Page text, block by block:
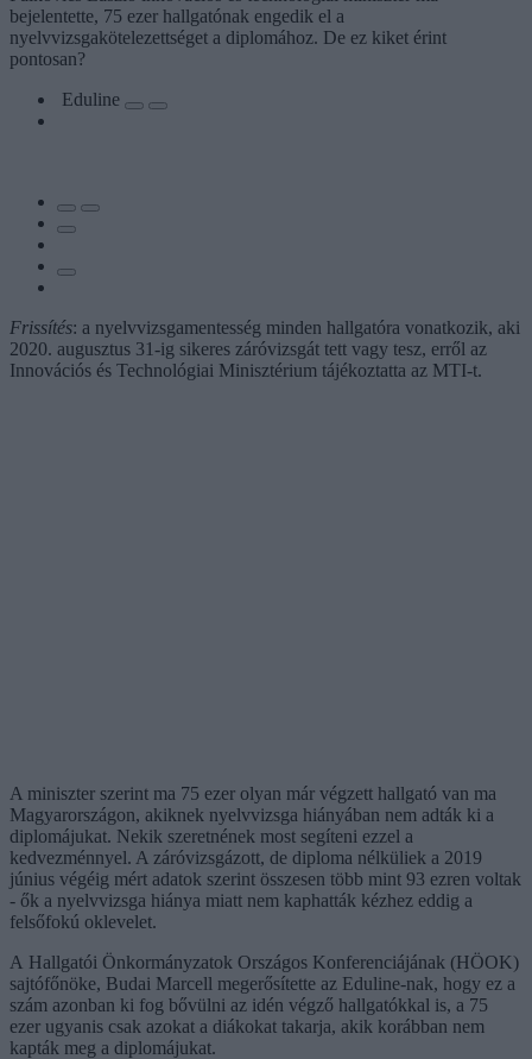
bejelentette, 75 ezer hallgatónak engedik el a
nyelvvizsgakötelezettséget a diplomához. De ez kiket érint
pontosan?
Eduline
Frissítés: a nyelvvizsgamentesség minden hallgatóra vonatkozik, aki
2020. augusztus 31-ig sikeres záróvizsgát tett vagy tesz, erről az
Innovációs és Technológiai Minisztérium tájékoztatta az MTI-t.
A miniszter szerint ma 75 ezer olyan már végzett hallgató van ma
Magyarországon, akiknek nyelvvizsga hiányában nem adták ki a
diplomájukat. Nekik szeretnének most segíteni ezzel a
kedvezménnyel. A záróvizsgázott, de diploma nélküliek a 2019
június végéig mért adatok szerint összesen több mint 93 ezren voltak
- ők a nyelvvizsga hiánya miatt nem kaphatták kézhez eddig a
felsőfokú oklevelet.
A Hallgatói Önkormányzatok Országos Konferenciájának (HÖOK)
sajtófőnöke, Budai Marcell megerősítette az Eduline-nak, hogy ez a
szám azonban ki fog bővülni az idén végző hallgatókkal is, a 75
ezer ugyanis csak azokat a diákokat takarja, akik korábban nem
kapták meg a diplomájukat.